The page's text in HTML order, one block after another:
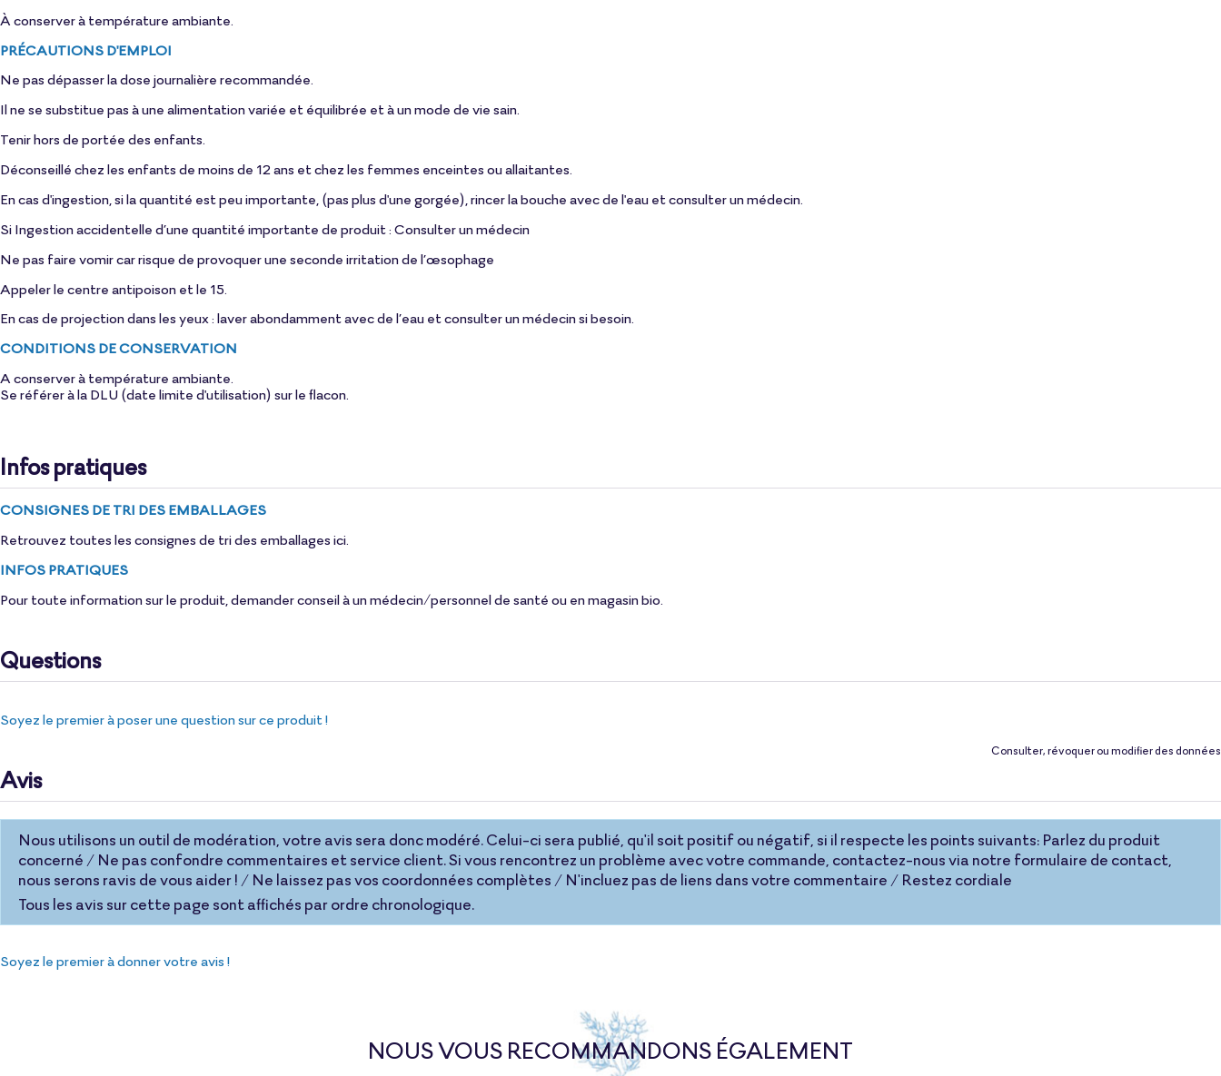
À conserver à température ambiante.
PRÉCAUTIONS D'EMPLOI
Ne pas dépasser la dose journalière recommandée.
Il ne se substitue pas à une alimentation variée et équilibrée et à un mode de vie sain.
Tenir hors de portée des enfants.
Déconseillé chez les enfants de moins de 12 ans et chez les femmes enceintes ou allaitantes.
En cas d'ingestion, si la quantité est peu importante, (pas plus d'une gorgée), rincer la bouche avec de l'eau et consulter un médecin.
Si Ingestion accidentelle d’une quantité importante de produit : Consulter un médecin
Ne pas faire vomir car risque de provoquer une seconde irritation de l’œsophage
Appeler le centre antipoison et le 15.
En cas de projection dans les yeux : laver abondamment avec de l’eau et consulter un médecin si besoin.
CONDITIONS DE CONSERVATION
A conserver à température ambiante.
Se référer à la DLU (date limite d'utilisation) sur le flacon.
Infos pratiques
CONSIGNES DE TRI DES EMBALLAGES
Retrouvez toutes les consignes de tri des emballages ici.
INFOS PRATIQUES
Pour toute information sur le produit, demander conseil à un médecin/personnel de santé ou en magasin bio.
Questions
Soyez le premier à poser une question sur ce produit !
Consulter, révoquer ou modifier des données
Avis
Nous utilisons un outil de modération, votre avis sera donc modéré. Celui-ci sera publié, qu'il soit positif ou négatif, si il respecte les points suivants: Parlez du produit
concerné / Ne pas confondre commentaires et service client. Si vous rencontrez un problème avec votre commande, contactez-nous via notre formulaire de contact,
nous serons ravis de vous aider ! / Ne laissez pas vos coordonnées complètes / N'incluez pas de liens dans votre commentaire / Restez cordiale
Tous les avis sur cette page sont affichés par ordre chronologique.
Soyez le premier à donner votre avis !
NOUS VOUS RECOMMANDONS ÉGALEMENT